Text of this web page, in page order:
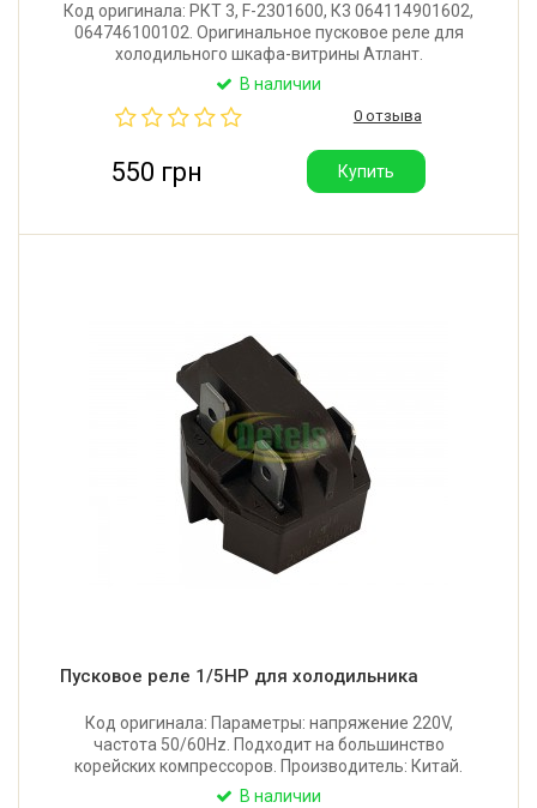
Код оригинала: РКТ 3, F-2301600, К3 064114901602,
064746100102. Оригинальное пусковое реле для
холодильного шкафа-витрины Атлант.
Устанавливается на компрессоры «Барановичи»
ЗАО Атлант (Беларусь).
В наличии
0 отзыва
550 грн Купить
Пусковое реле 1/5HP для холодильника
Код оригинала: Параметры: напряжение 220V,
частота 50/60Hz. Подходит на большинство
корейских компрессоров. Производитель: Китай.
Хорошее качество.
В наличии